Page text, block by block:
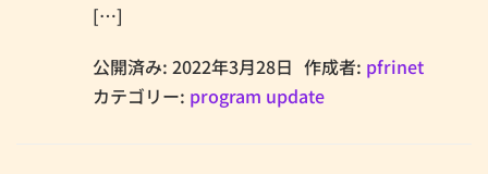
[…]
公開済み: 2022年3月28日 作成者: pfrinet
カテゴリー: program update